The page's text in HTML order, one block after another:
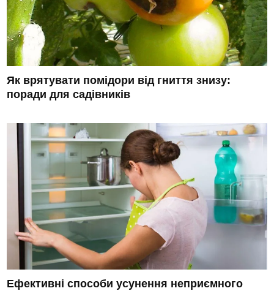
Як врятувати помідори від гниття знизу:
поради для садівників
Ефективні способи усунення неприємного